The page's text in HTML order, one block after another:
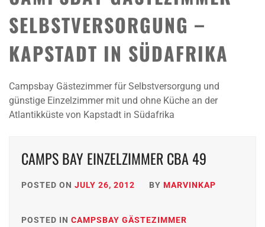
SELBSTVERSORGUNG –
KAPSTADT IN SÜDAFRIKA
Campsbay Gästezimmer für Selbstversorgung und
günstige Einzelzimmer mit und ohne Küche an der
Atlantikküste von Kapstadt in Südafrika
CAMPS BAY EINZELZIMMER CBA 49
POSTED ON JULY 26, 2012 BY MARVINKAP
POSTED IN CAMPSBAY GÄSTEZIMMER